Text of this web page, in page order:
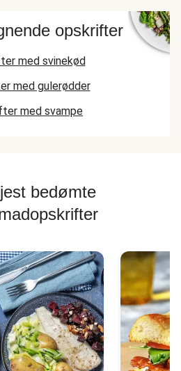
opskrifter
med svinekød
med gulerødder
med svampe
bedømte